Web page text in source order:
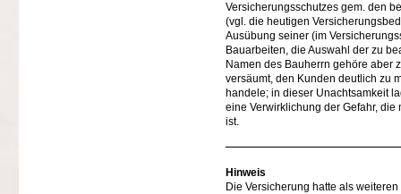
Versicherungsschutzes gem. den
(vgl. die heutigen
Ausübung seiner (im
Bauarbeiten, die Auswahl der zu
Namen des Bauherrn gehöre aber
versäumt, den Kunden deutlich zu
handele; in dieser Unachtsamkeit
eine Verwirklichung der Gefahr,
ist.
Hinweis
Die Versicherung hatte als